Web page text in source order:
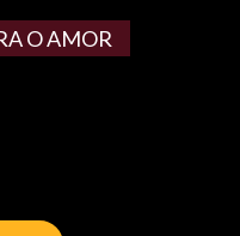
O AMOR